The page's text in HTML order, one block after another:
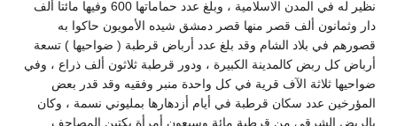
نظير له في المدن الاسلامية ، وبلغ عدد حماماتها 600 وفيها مائتا ألف
دار وثمانون ألف قصر منها قصر دمشق شيده الأمويون حاكوا به
قصورهم في بلاد الشام وقد بلغ عدد أرباض قرطبة ( ضواحيها ) تسعة
أرباض كل ربض كالمدينة الكبيرة ، ودور قرطبة ثلاثون ألف ذراع ، وفي
ضواحيها ثلاثة الآف قرية في كل واحدة منبر وفقيه وقد قدر بعض
المؤرخين عدد سكان قرطبة في أيام أزدهارها بمليوني نسمة ، وكان
بالربض الشرقي من قرطبة مائة وسبعون أمرأة يكتبن المصاحف